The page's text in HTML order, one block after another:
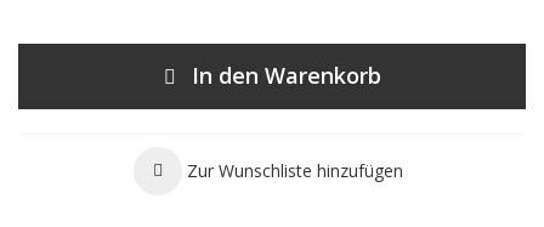
In den Warenkorb
Zur Wunschliste hinzufügen